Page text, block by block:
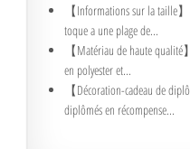
【Informations sur la taille
toque a une plage de...
【Matériau de haute
en polyester et...
【Décoration-cadeau de
diplômés en récompense...